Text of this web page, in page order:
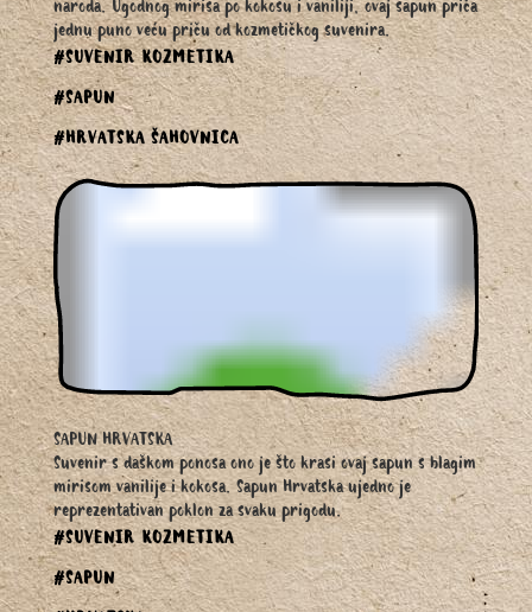
naroda. Ugodnog mirisa po kokosu i vaniliji, ovaj sapun priča
jednu puno veću priču od kozmetičkog suvenira.
#SUVENIR KOZMETIKA
#SAPUN
#HRVATSKA ŠAHOVNICA
SAPUN HRVATSKA
Suvenir s daškom ponosa ono je što krasi ovaj sapun s blagim
mirisom vanilije i kokosa. Sapun Hrvatska ujedno je
reprezentativan poklon za svaku prigodu.
#SUVENIR KOZMETIKA
#SAPUN